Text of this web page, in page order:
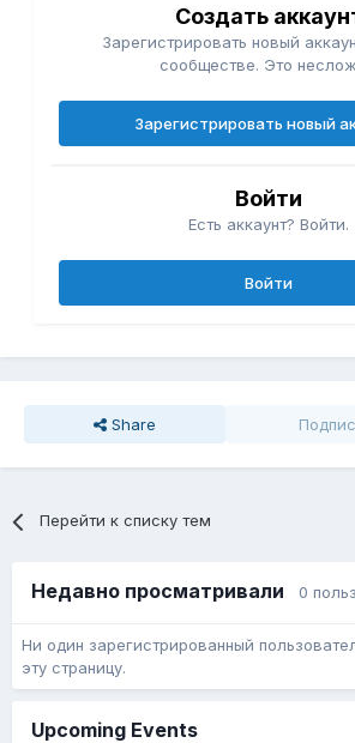
Создать
Зарегистрировать новый
сообществе. Это
Зарегистрировать новый
Войти
Есть аккаунт? Войти.
Войти
Share
Перейти к списку тем
Недавно просматривали 0
Ни один зарегистрированный
эту страницу.
Upcoming Events